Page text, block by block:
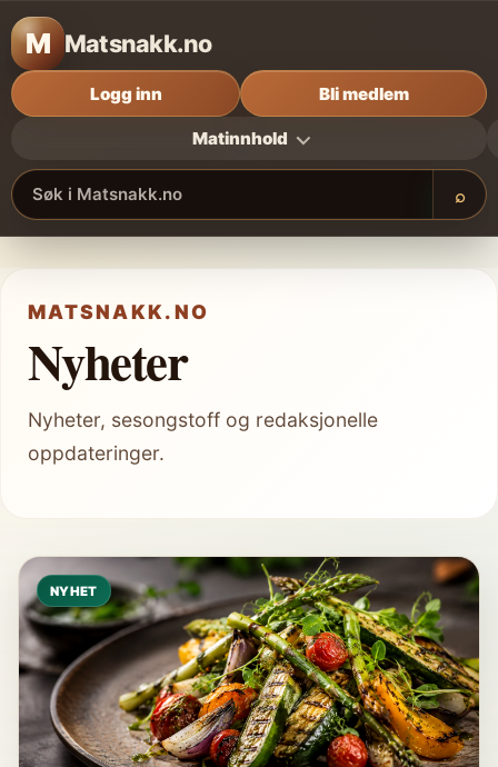
M Matsnakk.no
Matinnhold
Søk i Matsnakk.no ⌕
Logg inn Bli medlem
MATSNAKK.NO
Nyheter
Nyheter, sesongstoff og redaksjonelle
oppdateringer.
NYHET